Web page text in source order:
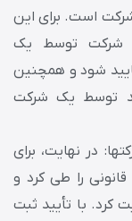
است. برای این
شرکت توسط یک
شود و همچنین
باید توسط یک شرکت
در نهایت، برای
را طی کرد و
کرد. با تأیید ثبت